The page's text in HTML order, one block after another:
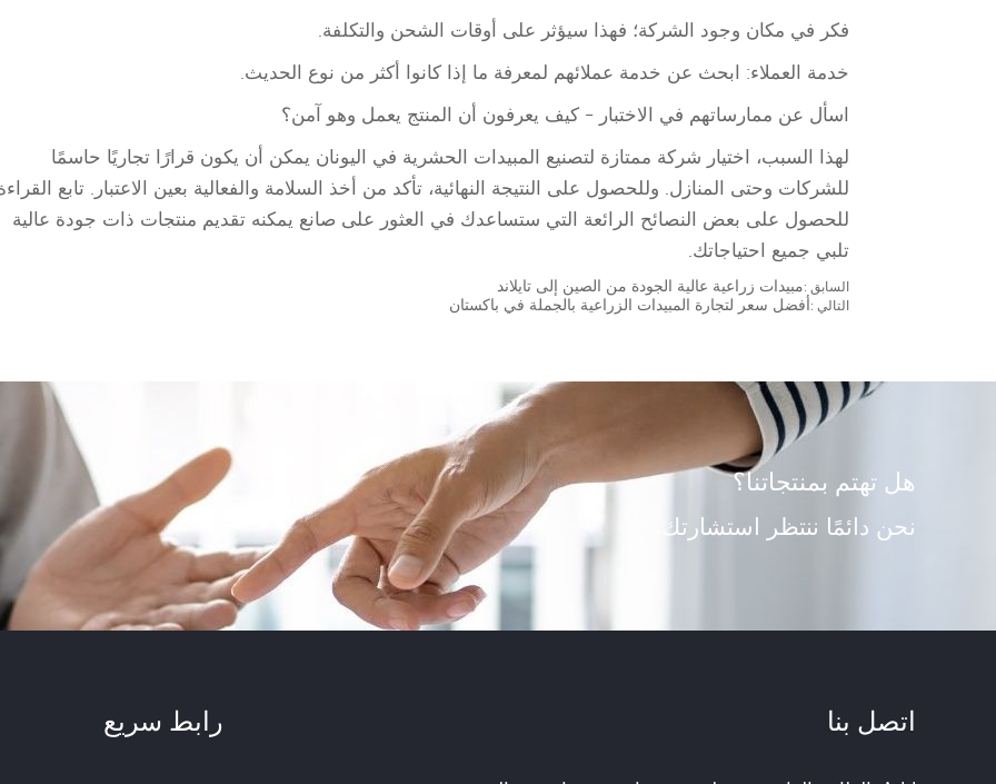
فكر في مكان وجود الشركة؛ فهذا سيؤثر على أوقات الشحن والتكلفة.
خدمة العملاء: ابحث عن خدمة عملائهم لمعرفة ما إذا كانوا أكثر من نوع الحديث.
اسأل عن ممارساتهم في الاختبار - كيف يعرفون أن المنتج يعمل وهو آمن؟
لهذا السبب، اختيار شركة ممتازة لتصنيع المبيدات الحشرية في اليونان يمكن أن يكون قرارًا تجاريًا حاسمًا
للشركات وحتى المنازل. وللحصول على النتيجة النهائية، تأكد من أخذ السلامة والفعالية بعين الاعتبار. تابع
للحصول على بعض النصائح الرائعة التي ستساعدك في العثور على صانع يمكنه تقديم منتجات ذات جودة عالية
تلبي جميع احتياجاتك.
السابق :مبيدات زراعية عالية الجودة من الصين إلى تايلاند
التالي :أفضل سعر لتجارة المبيدات الزراعية بالجملة في باكستان
هل تهتم بمنتجاتنا؟
نحن دائمًا ننتظر استشارتك.
اتصل بنا رابط سريع